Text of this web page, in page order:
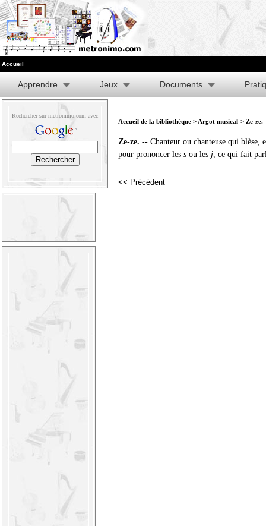
Accueil
Apprendre Jeux Documents
Rechercher sur metronimo.com avec
Accueil de la bibliothèque > Argot musical > Ze-ze.
Ze-ze. -- Chanteur ou chanteuse qui blèse,
pour prononcer les s ou les j , ce qui fait
<< Précédent